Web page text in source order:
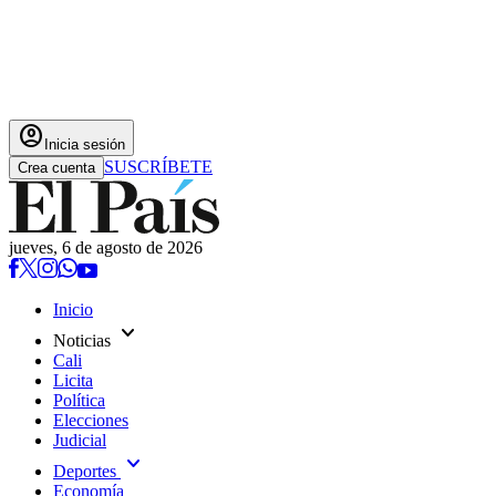
account_circle Inicia sesión
Crea cuenta SUSCRÍBETE
jueves, 6 de agosto de 2026
Inicio
Noticias expand_more
Cali
Licita
Política
Elecciones
Judicial
Deportes expand_more
Economía